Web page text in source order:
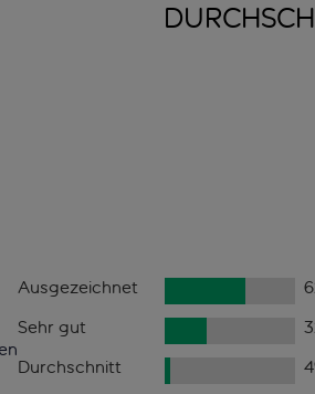
Ausgezeichnet
Sehr gut
Durchschnitt
4